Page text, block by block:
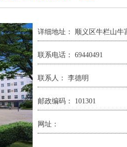
详细地址： 顺义区牛栏山牛
联系电话： 69440491
联系人： 李德明
邮政编码： 101301
网址：